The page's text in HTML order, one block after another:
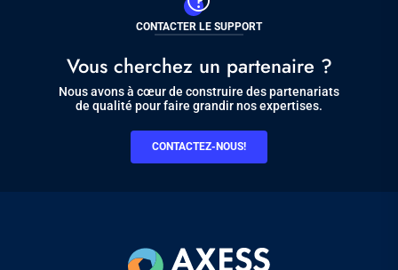
CONTACTER LE SUPPORT
Vous cherchez un partenaire ?
Nous avons à cœur de construire des partenariats
de qualité pour faire grandir nos expertises.
CONTACTEZ-NOUS!